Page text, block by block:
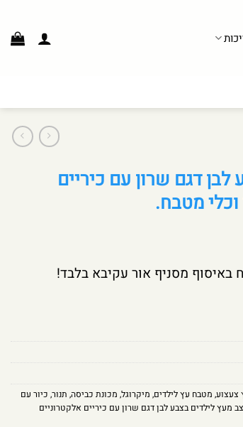
דגם שרון עם כיריים
וכלי מטבח.
צעצוע, מטבח עץ לילדים, מיקרוגל, מכונת כביסה, תנור, כיור עם
מעץ לילדים בצבע לבן דגם שרון עם כיריים אלקטרוניים